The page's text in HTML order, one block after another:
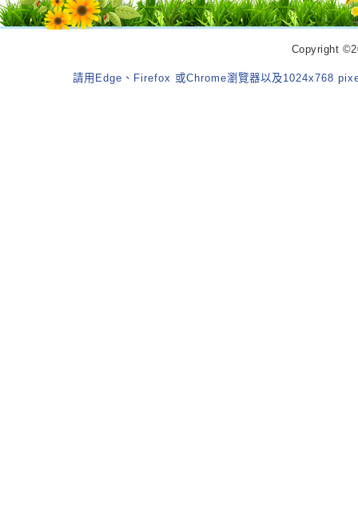
Copyright
請用Edge、Firefox 或Chrome瀏覽器以及1024x768